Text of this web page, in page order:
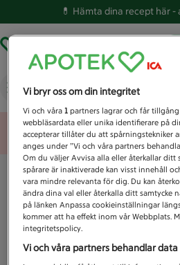
💊 Hämta dina recept här -
Vad letar du efter idag?
Unknown
Vi bryr oss om din integritet
Vi och våra1 partners lagrar och får
webbläsardata eller unika identifierare på
accepterar tillåter du att spårningstekniker
anges under ”Vi och våra partners
Om du väljer Avvisa alla eller återkallar ditt
spårare är inaktiverade kan visst innehåll
vara mindre relevanta för dig. Du kan
ändra dina val eller återkalla ditt samtycke
på länken Anpassa cookieinställningar
kommer att ha effekt inom vår Webbplats.
integritetspolicy.
Vi och våra partners behandlar